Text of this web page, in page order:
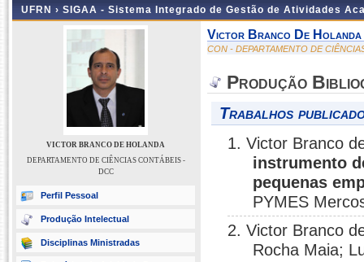
UFRN › SIGAA - Sistema Integrado de Gestão de Atividades
VICTOR BRANCO DE HOLANDA
DEPARTAMENTO DE CIÊNCIAS CONTÁBEIS -
DCC
Perfil Pessoal
Produção Intelectual
Disciplinas Ministradas
Victor Branco De Holanda
CON - DEPARTAMENTO DE
Produção
Trabalhos
1. Victor Branco
instrumento
pequenas
PYMES
2. Victor Branco
Rocha Maia;